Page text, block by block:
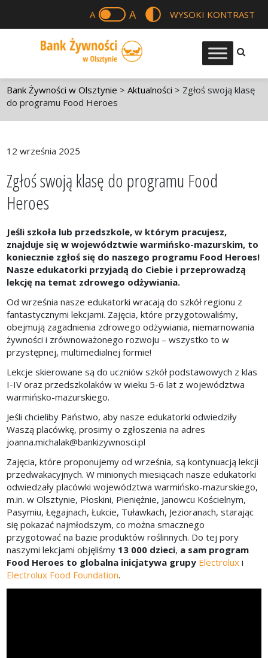
A A WYSOKI KONTRAST
Bank Żywności w Olsztynie >Aktualności > Zgłoś swoją klasę
do programu Food Heroes
12 września 2025
Zgłoś swoją klasę do programu Food
Heroes
Jeśli szkoła lub przedszkole, w którym pracujesz,
znajduje się w województwie warmińsko-mazurskim, to
koniecznie zgłoś się do naszego programu Food Heroes!
Nasze edukatorki przyjadą do Ciebie i przeprowadzą
lekcję na temat zdrowego odżywiania.
Od września nasze edukatorki wracają do szkół regionu z
fantastycznymi lekcjami. Zajęcia, które przygotowaliśmy,
obejmują zagadnienia zdrowego odżywiania, niemarnowania
żywności i zrównoważonego rozwoju – wszystko to w
przystępnej, multimedialnej formie!
Lekcje skierowane są do uczniów szkół podstawowych z klas
I-IV oraz przedszkolaków w wieku 5-6 lat z województwa
warmińsko-mazurskiego.
Jeśli chcieliby Państwo, aby nasze edukatorki odwiedziły
Waszą placówkę, prosimy o zgłoszenia na adres
joanna.michalak@bankizywnosci.pl
Zajęcia, które proponujemy od września, są kontynuacją lekcji
przedwakacyjnych. W minionych miesiącach nasze edukatorki
odwiedzały placówki województwa warmińsko-mazurskiego,
m.in. w Olsztynie, Płoskini, Pieniężnie, Janowcu Kościelnym,
Pasymiu, Łęgajnach, Łukcie, Tuławkach, Jezioranach, starając
się pokazać najmłodszym, co można smacznego
przygotować na bazie produktów roślinnych. Do tej pory
naszymi lekcjami objęliśmy 13 000 dzieci, a sam program
Food Heroes to globalna inicjatywa grupy Electrolux i
Electrolux Food Foundation.